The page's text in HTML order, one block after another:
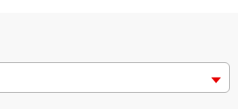
タログ>
＿＿＿＿＿＿＿＿＿＿
うな眼差しは] -Version1.
ザイン画集:BEST版>
凛々風 猛-リリカゼタケル
猛 -リリカゼタケル
d/ipdf8cX
d/1nwVIb6